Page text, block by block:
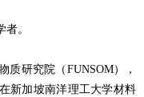
。
质研究院（FUNSOM），
新加坡南洋理工大学材料